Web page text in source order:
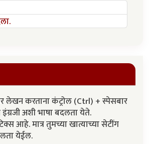
लेखन करताना कंट्रोल (Ctrl) + स्पेसबार
अशी भाषा बदलता येते.
आहे. मात्र तुमच्या खात्याच्या सेटींग
येईल.